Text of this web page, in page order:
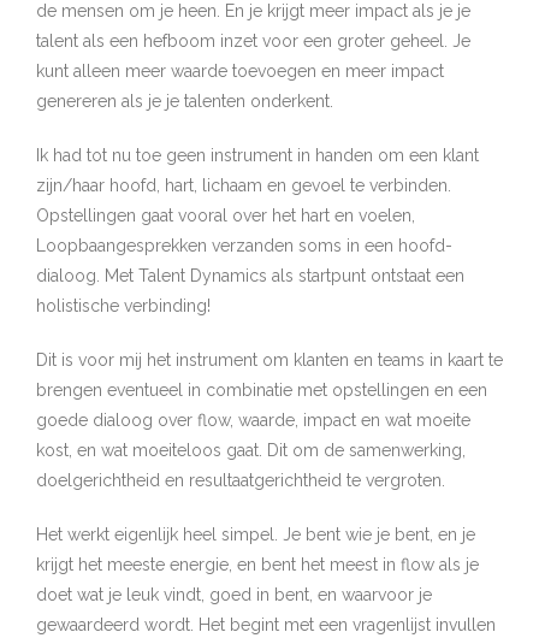
de mensen om je heen. En je krijgt meer impact als je je
talent als een hefboom inzet voor een groter geheel. Je
kunt alleen meer waarde toevoegen en meer impact
genereren als je je talenten onderkent.
Ik had tot nu toe geen instrument in handen om een klant
zijn/haar hoofd, hart, lichaam en gevoel te verbinden.
Opstellingen gaat vooral over het hart en voelen,
Loopbaangesprekken verzanden soms in een hoofd-
dialoog. Met Talent Dynamics als startpunt ontstaat een
holistische verbinding!
Dit is voor mij het instrument om klanten en teams in kaart te
brengen eventueel in combinatie met opstellingen en een
goede dialoog over flow, waarde, impact en wat moeite
kost, en wat moeiteloos gaat. Dit om de samenwerking,
doelgerichtheid en resultaatgerichtheid te vergroten.
Het werkt eigenlijk heel simpel. Je bent wie je bent, en je
krijgt het meeste energie, en bent het meest in flow als je
doet wat je leuk vindt, goed in bent, en waarvoor je
gewaardeerd wordt. Het begint met een vragenlijst invullen